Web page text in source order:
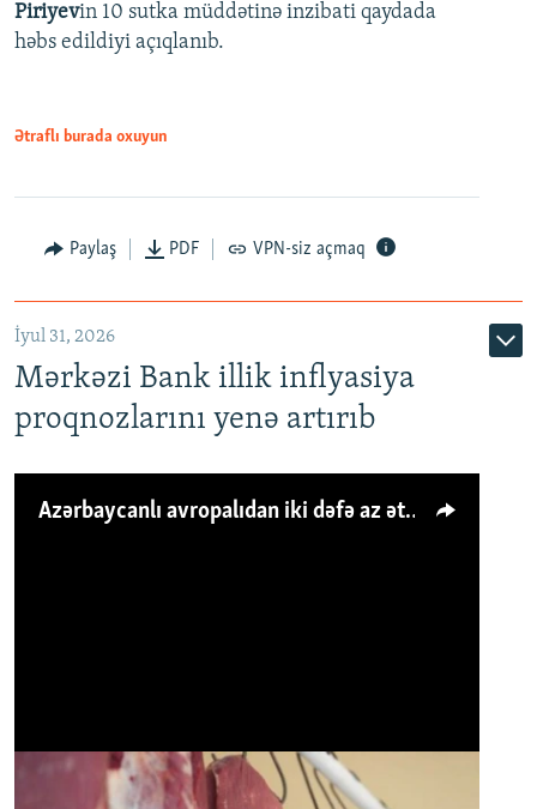
Piriyevin 10 sutka müddətinə inzibati qaydada
həbs edildiyi açıqlanıb.
Ətraflı burada oxuyun
Paylaş PDF VPN-siz açmaq
İyul 31, 2026
Mərkəzi Bank illik inflyasiya
proqnozlarını yenə artırıb
Azərbaycanlı avropalıdan iki dəfə az ət yeyir, amma... 'Qiymət artımı qaçılmazdır'